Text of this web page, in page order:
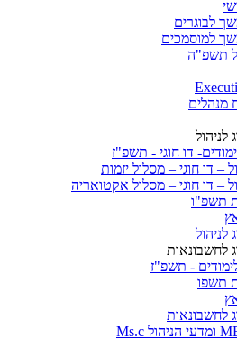
לבוגרים
למוסמכים
תשפ"ה
מנהלים
לניהול
דו חוגי - תשפ"ז
– דו חוגי – מסלול יזמות
– דו חוגי – מסלול אקטואריה
תשפ"ו
לניהול
לחשבונאות
- תשפ"ז
תשפו
לחשבונאות